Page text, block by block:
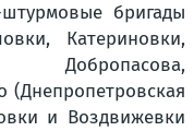
бригады
Катериновки,
Добропасова,
(Днепропетровская
и Воздвижевки